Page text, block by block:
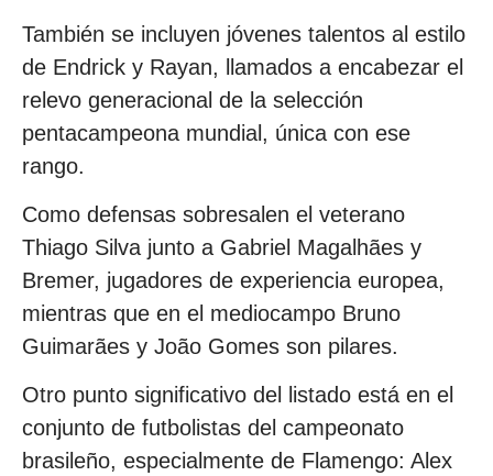
También se incluyen jóvenes talentos al estilo
de Endrick y Rayan, llamados a encabezar el
relevo generacional de la selección
pentacampeona mundial, única con ese
rango.
Como defensas sobresalen el veterano
Thiago Silva junto a Gabriel Magalhães y
Bremer, jugadores de experiencia europea,
mientras que en el mediocampo Bruno
Guimarães y João Gomes son pilares.
Otro punto significativo del listado está en el
conjunto de futbolistas del campeonato
brasileño, especialmente de Flamengo: Alex